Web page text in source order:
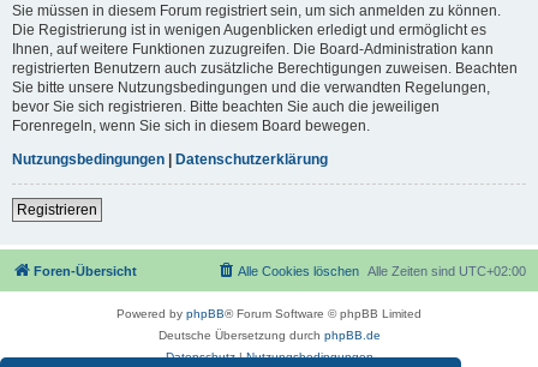
Sie müssen in diesem Forum registriert sein, um sich anmelden zu können.
Die Registrierung ist in wenigen Augenblicken erledigt und ermöglicht es
Ihnen, auf weitere Funktionen zuzugreifen. Die Board-Administration kann
registrierten Benutzern auch zusätzliche Berechtigungen zuweisen. Beachten
Sie bitte unsere Nutzungsbedingungen und die verwandten Regelungen,
bevor Sie sich registrieren. Bitte beachten Sie auch die jeweiligen
Forenregeln, wenn Sie sich in diesem Board bewegen.
Nutzungsbedingungen | Datenschutzerklärung
Registrieren
Foren-Übersicht Alle Zeiten sind UTC+02:00
Alle Cookies löschen
Powered by phpBB® Forum Software © phpBB Limited
Deutsche Übersetzung durch phpBB.de
Datenschutz|Nutzungsbedingungen